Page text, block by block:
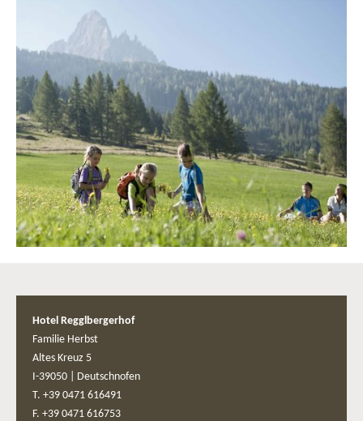
Hotel Regglbergerhof
Familie Herbst
Altes Kreuz 5
I-39050
Deutschnofen
T. +39 0471 616491
F. +39 0471 616753